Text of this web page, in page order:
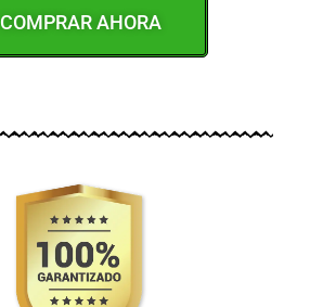
COMPRAR AHORA